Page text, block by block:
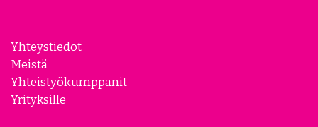
Yhteystiedot
Meistä
Yhteistyökumppanit
Yrityksille